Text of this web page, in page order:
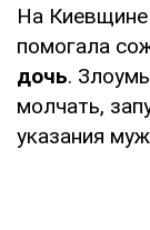
На Киевщине
помогала
дочь.
молчать,
указания